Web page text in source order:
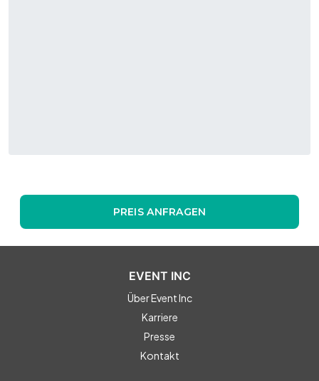
PREIS ANFRAGEN
EVENT INC
Über Event Inc
Karriere
Presse
Kontakt